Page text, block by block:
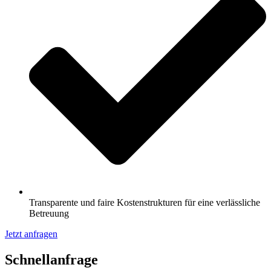
Transparente und faire Kostenstrukturen für eine verlässliche
Betreuung
Jetzt anfragen
Schnell­anfrage